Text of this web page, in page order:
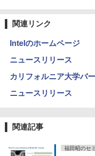
コミ
関連リンク
Intelのホームページ
ニュースリリース
カリフォルニア大学バ
ニュースリリース
関連記事
福田昭のセ